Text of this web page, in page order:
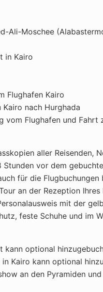
Ali-Moschee
in Kairo
Flughafen Kairo
nach Hurghada
vom Flughafen und
aller Reisenden,
vor dem
für die
an der Rezeption
mit der
feste Schuhe und im
kann optional
Kairo kann optional
an den Pyramiden